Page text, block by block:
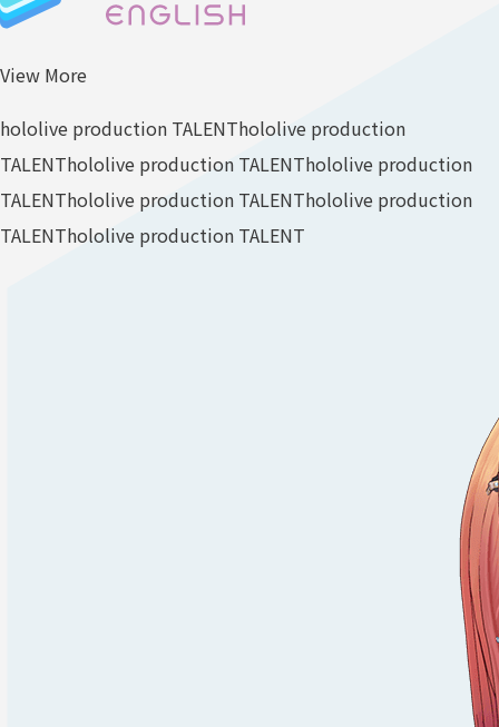
View More
hololive production TALENThololive production
TALENThololive production TALENThololive production
TALENThololive production TALENThololive production
TALENThololive production TALENT